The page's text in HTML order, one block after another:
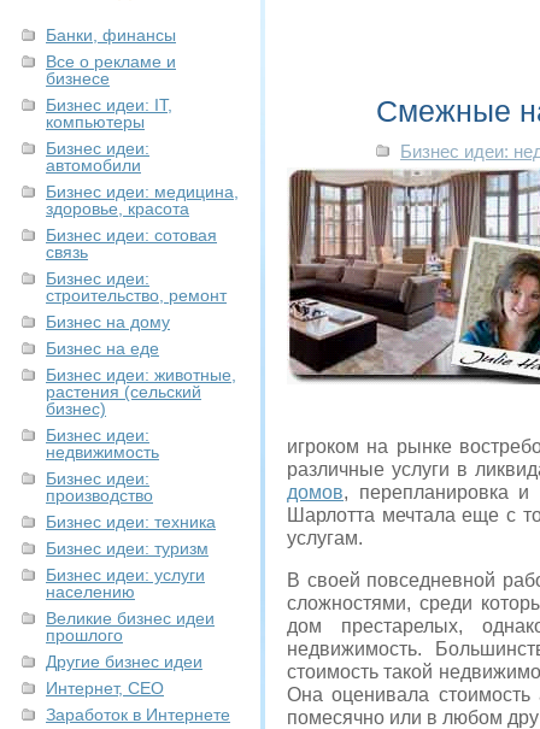
Банки, финансы
Все о рекламе и
бизнесе
Бизнес идеи: IT,
компьютеры
Бизнес идеи:
автомобили
Бизнес идеи: медицина,
здоровье, красота
Бизнес идеи: сотовая
связь
Бизнес идеи:
строительство, ремонт
Бизнес на дому
Бизнес на еде
Бизнес идеи: животные,
растения (сельский
бизнес)
Бизнес идеи:
недвижимость
Бизнес идеи:
производство
Бизнес идеи: техника
Бизнес идеи: туризм
Бизнес идеи: услуги
населению
Великие бизнес идеи
прошлого
Другие бизнес идеи
Интернет, СЕО
Заработок в Интернете
Смежные
Бизнес идеи:
игроком на рынке
различные услуги в
домов, перепланировка
Шарлотта мечтала еще с
услугам.
В своей повседневной
сложностями, среди
дом престарелых,
недвижимость.
стоимость такой
Она оценивала
помесячно или в любом